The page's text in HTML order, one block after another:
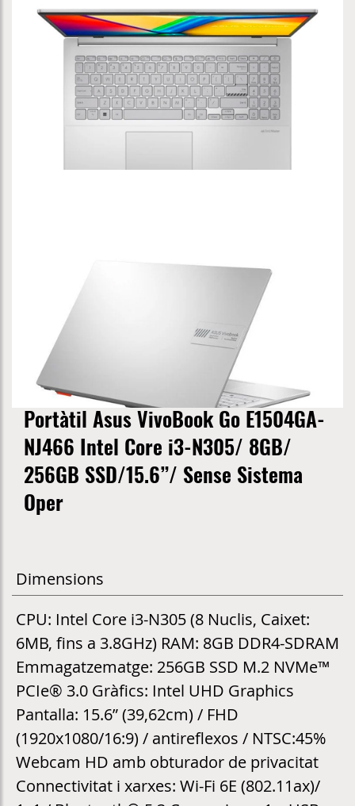
Portàtil Asus VivoBook Go E1504GA-
NJ466 Intel Core i3-N305/ 8GB/
256GB SSD/15.6”/ Sense Sistema
Oper
Dimensions
CPU: Intel Core i3-N305 (8 Nuclis, Caixet:
6MB, fins a 3.8GHz) RAM: 8GB DDR4-SDRAM
Emmagatzematge: 256GB SSD M.2 NVMe™
PCIe® 3.0 Gràfics: Intel UHD Graphics
Pantalla: 15.6” (39,62cm) / FHD
(1920x1080/16:9) / antireflexos / NTSC:45%
Webcam HD amb obturador de privacitat
Connectivitat i xarxes: Wi-Fi 6E (802.11ax)/